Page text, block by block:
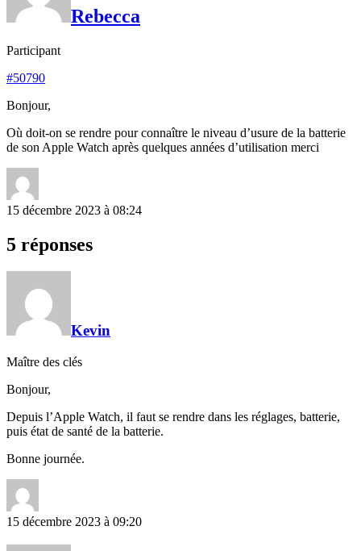
Rebecca
Participant
#50790
Bonjour,
Où doit-on se rendre pour connaître le niveau d’usure de la batterie
de son Apple Watch après quelques années d’utilisation merci
15 décembre 2023 à 08:24
5 réponses
Kevin
Maître des clés
Bonjour,
Depuis l’Apple Watch, il faut se rendre dans les réglages, batterie,
puis état de santé de la batterie.
Bonne journée.
15 décembre 2023 à 09:20